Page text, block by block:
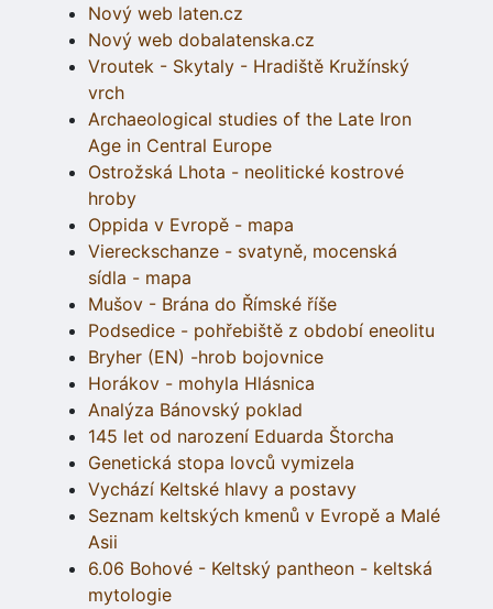
Nový web laten.cz
Nový web dobalatenska.cz
Vroutek - Skytaly - Hradiště Kružínský
vrch
Archaeological studies of the Late Iron
Age in Central Europe
Ostrožská Lhota - neolitické kostrové
hroby
Oppida v Evropě - mapa
Viereckschanze - svatyně, mocenská
sídla - mapa
Mušov - Brána do Římské říše
Podsedice - pohřebiště z období eneolitu
Bryher (EN) -hrob bojovnice
Horákov - mohyla Hlásnica
Analýza Bánovský poklad
145 let od narození Eduarda Štorcha
Genetická stopa lovců vymizela
Vychází Keltské hlavy a postavy
Seznam keltských kmenů v Evropě a Malé
Asii
6.06 Bohové - Keltský pantheon - keltská
mytologie